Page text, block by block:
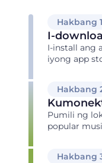
Hakbang 1
I-
I-install ang
iyong app
Hakbang
Pumili ng
popular
Hakbang